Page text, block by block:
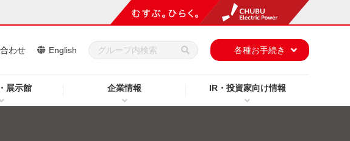
展示館 企業情報 IR・投資家向け情報
わせ English 各種お手続き
ま